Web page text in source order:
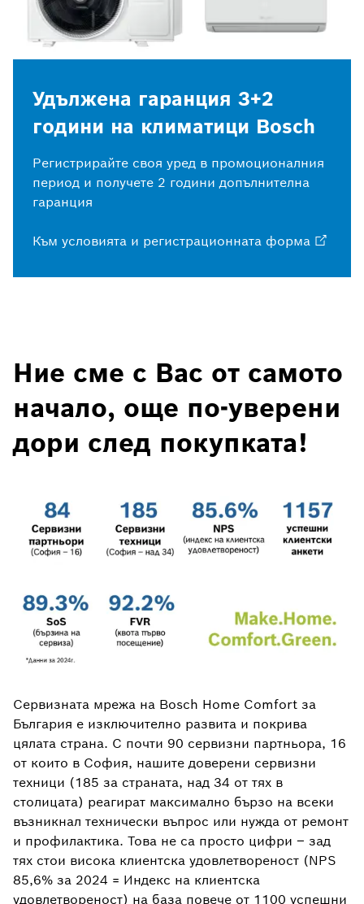
Удължена гаранция 3+2
години на климатици Bosch
Регистрирайте своя уред в промоционалния
период и получете 2 години допълнителна
гаранция
Към условията и регистрационната форма
Ние сме с Вас от самото
начало, още по-уверени
дори след покупката!
Сервизната мрежа на Bosch Home Comfort за
България е изключително развита и покрива
цялата страна. С почти 90 сервизни партньора, 16
от които в София, нашите доверени сервизни
техници (185 за страната, над 34 от тях в
столицата) реагират максимално бързо на всеки
възникнал технически въпрос или нужда от ремонт
и профилактика. Това не са просто цифри – зад
тях стои висока клиентска удовлетвореност (NPS
85,6% за 2024 = Индекс на клиентска
удовлетвореност) на база повече от 1100 успешни